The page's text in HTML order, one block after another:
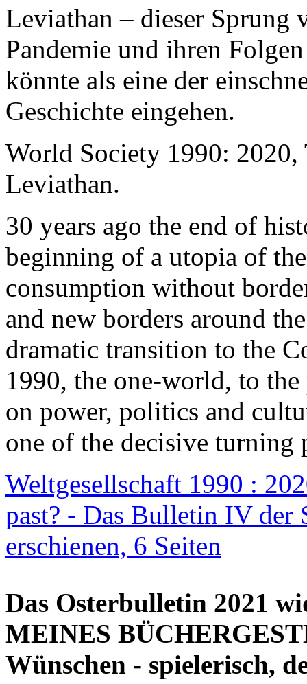
Leviathan – dieser Sprung
Pandemie und ihren
könnte als eine der
Geschichte eingehen.
World Society 1990: 2020,
Leviathan.
30 years ago the end of
beginning of a utopia of
consumption without
and new borders around
dramatic transition to the
1990, the one-world, to the
on power, politics and
one of the decisive turning
Weltgesellschaft 1990 :
past? - Das Bulletin IV der
erschienen, 6 Seiten
Das Osterbulletin 2021
MEINES
Wünschen - spielerisch,